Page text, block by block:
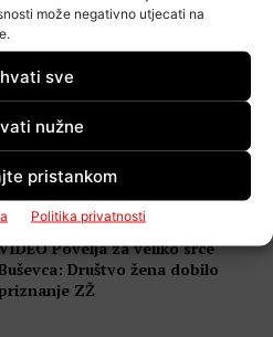
može negativno utjecati na
sve
nužne
pristankom
Politika privatnosti
Šebalj upozorava nakon
tragedije: “Romobili uopće
Povelja za veliko srce
Društvo žena dobilo
ZŽ